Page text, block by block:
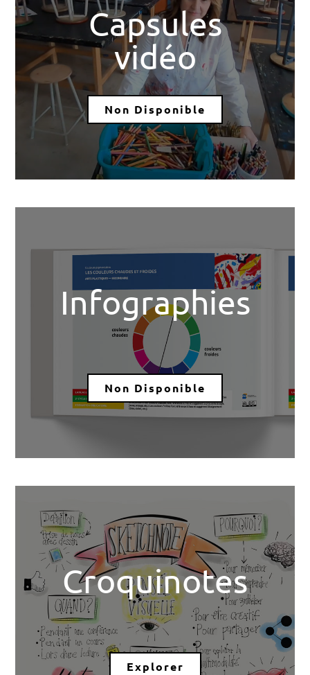
Capsules
vidéo
Non Disponible
Infographies
Non Disponible
Croquinotes
Explorer